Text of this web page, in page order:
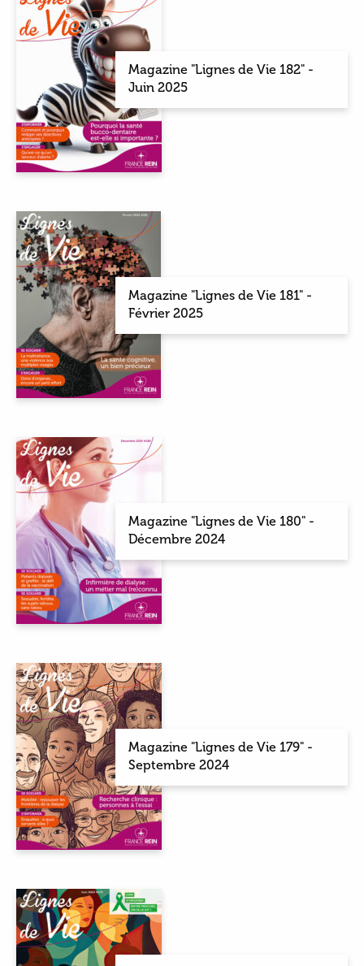
Magazine "Lignes de Vie 182" -
Juin 2025
Magazine "Lignes de Vie 181" -
Février 2025
Magazine "Lignes de Vie 180" -
Décembre 2024
Magazine "Lignes de Vie 179" -
Septembre 2024